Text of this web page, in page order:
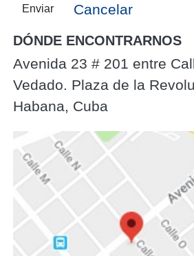
Enviar Cancelar
DÓNDE ENCONTRARNOS
Avenida 23 # 201 entre
Vedado. Plaza de la
Habana, Cuba